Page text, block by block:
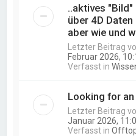
..aktives
über 4D
aber wie und
Letzter Beitrag
Februar 2026,
Verfasst in
Looking for
Letzter Beitrag
Januar 2026,
Verfasst in